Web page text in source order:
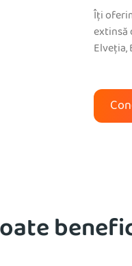
Îți
extinsă
Elveția,